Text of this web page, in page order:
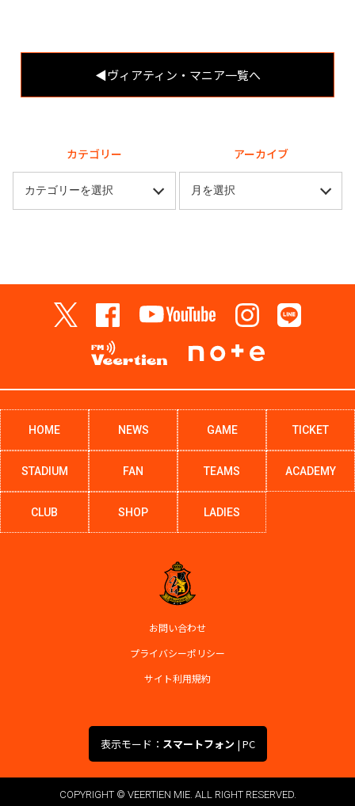
◀︎ヴィアティン・マニア一覧へ
カテゴリー アーカイブ
HOME NEWS GAME TICKET
STADIUM FAN TEAMS ACADEMY
CLUB SHOP LADIES
お問い合わせ
プライバシーポリシー
サイト利用規約
表示モード： スマートフォン | PC
COPYRIGHT © VEERTIEN MIE. ALL RIGHT RESERVED.